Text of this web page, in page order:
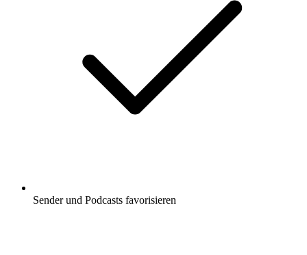
Sender und Podcasts favorisieren